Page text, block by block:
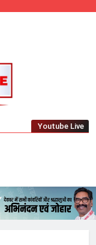
Leading Local
Youtube Live